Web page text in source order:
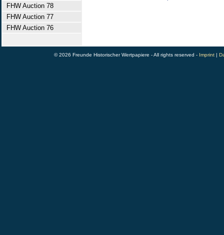
FHW Auction 78
FHW Auction 77
FHW Auction 76
© 2026 Freunde Historischer Wertpapiere - All rights reserved - Imprint |